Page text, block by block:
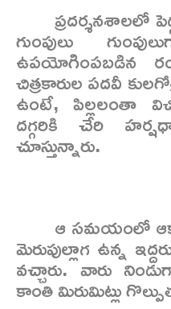
ప్రదర్శనశాలలో
గుంపులు
ఉపయోగింపబడిన
చిత్రకారుల పదవీ
ఉంటే, పిల్లలంతా
దగ్గరికి చేరి
చూస్తున్నారు.
ఆ సమయంలో
మెరుపుల్లాగ ఉన్న
వచ్చారు. వారు
కాంతి మిరుమిట్లు